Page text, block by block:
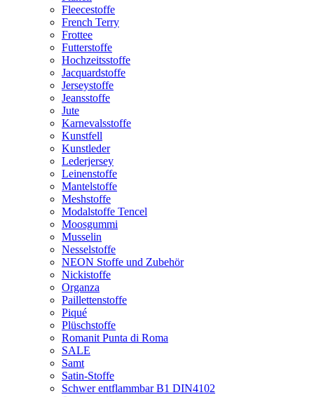
Fleecestoffe
French Terry
Frottee
Futterstoffe
Hochzeitsstoffe
Jacquardstoffe
Jerseystoffe
Jeansstoffe
Jute
Karnevalsstoffe
Kunstfell
Kunstleder
Lederjersey
Leinenstoffe
Mantelstoffe
Meshstoffe
Modalstoffe Tencel
Moosgummi
Musselin
Nesselstoffe
NEON Stoffe und Zubehör
Nickistoffe
Organza
Paillettenstoffe
Piqué
Plüschstoffe
Romanit Punta di Roma
SALE
Samt
Satin-Stoffe
Schwer entflammbar B1 DIN4102